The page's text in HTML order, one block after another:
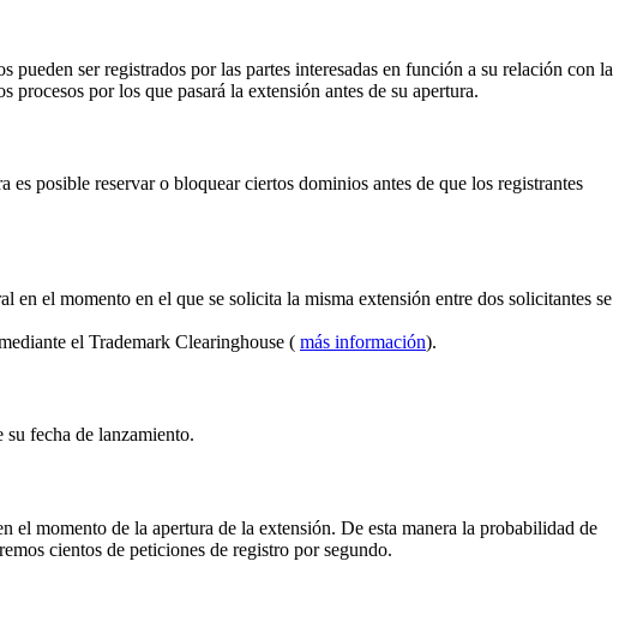
ser registrados por las partes interesadas en función a su relación con la
por los que pasará la extensión antes de su apertura.
posible reservar o bloquear ciertos dominios antes de que los registrantes
en el momento en el que se solicita la misma extensión entre dos solicitantes se
el Trademark Clearinghouse ( más información).
su fecha de lanzamiento.
el momento de la apertura de la extensión. De esta manera la probabilidad de
cientos de peticiones de registro por segundo.